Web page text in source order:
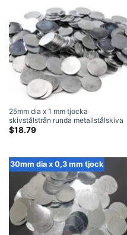
25mm dia x 1 mm tjocka
skivstålstrån runda metallstålskiva
slagplåtar (300 Packa)
$18.79
30mm dia x 0,3 mm tjock